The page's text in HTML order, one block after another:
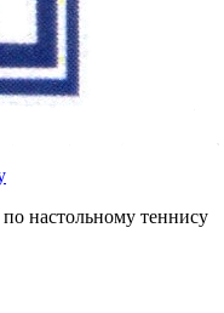
настольному теннису